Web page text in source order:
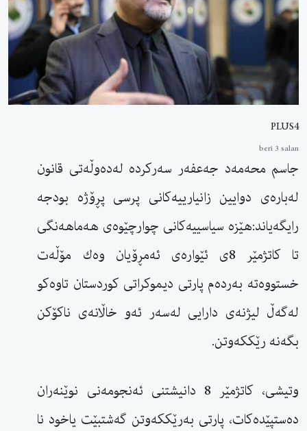
PLUS4
berî 3 salan
جاسم محەمەد جەعفەر سەركردە لەدەوڵەتی قانون
لەبارەی دوایین زانیارییەكانی پرسی پڕۆژە بودجە
رایگەیاند:هێزە سیاسییەكانی چوارچێوەی هەماهەنگی
تا كاتژمێر 8ی ئێوارەی ئەمڕۆیان وەك مۆڵەت
خستووەتە بەردەم پارتی دیموكراتی كوردستان تاوەكو
لەگەڵ لیژنەی دارایی لەسەر ئەو خاڵانەی ناكۆكن
بگەنە رێككەوتن.
وتیشی، كاتژمێر 8 دانیشتنی ئەنجومەنی نوێنەران
دەستپێدەكات، پارتی بەرێككەوتن گەشتبێت یاخود نا